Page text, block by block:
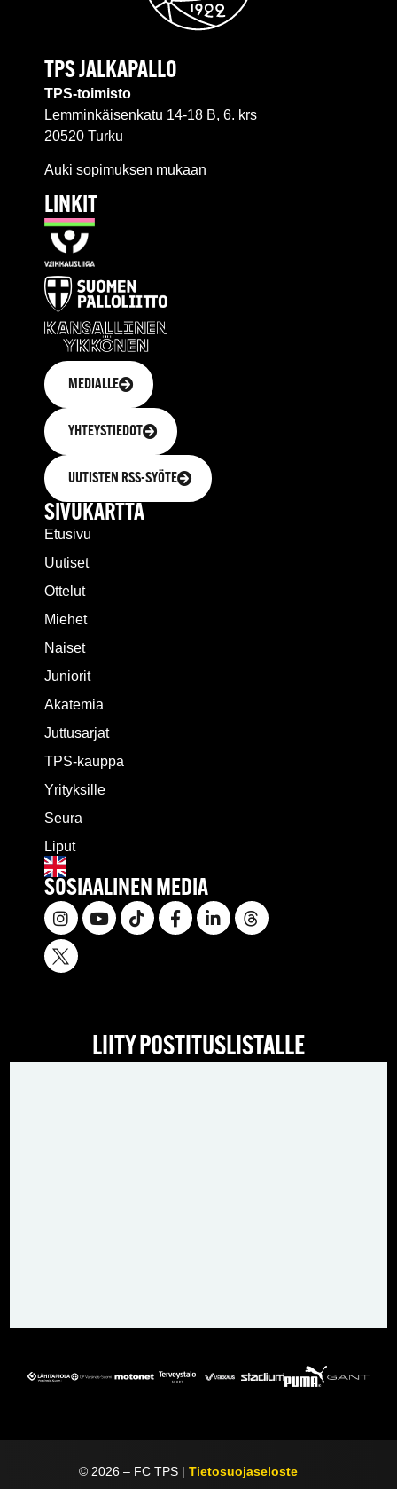
TPS JALKAPALLO
TPS-toimisto
Lemminkäisenkatu 14-18 B, 6. krs
20520 Turku
Auki sopimuksen mukaan
LINKIT
MEDIALLE
YHTEYSTIEDOT
UUTISTEN RSS-SYÖTE
SIVUKARTTA
Etusivu
Uutiset
Ottelut
Miehet
Naiset
Juniorit
Akatemia
Juttusarjat
TPS-kauppa
Yrityksille
Seura
Liput
SOSIAALINEN MEDIA
LIITY POSTITUSLISTALLE
© 2026 – FC TPS |Tietosuojaseloste